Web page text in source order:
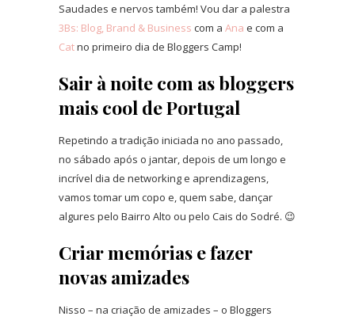
Saudades e nervos também! Vou dar a palestra
3Bs: Blog, Brand & Business com a Ana e com a
Catno primeiro dia de Bloggers Camp!
Sair à noite com as bloggers
mais cool de Portugal
Repetindo a tradição iniciada no ano passado,
no sábado após o jantar, depois de um longo e
incrível dia de networking e aprendizagens,
vamos tomar um copo e, quem sabe, dançar
algures pelo Bairro Alto ou pelo Cais do Sodré. 😉
Criar memórias e fazer
novas amizades
Nisso – na criação de amizades – o Bloggers